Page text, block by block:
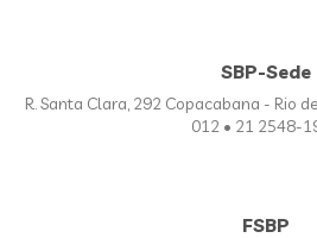
SBP-Sede
R. Santa Clara, 292 Copacabana - Rio
012 • 21 2548-
FSBP